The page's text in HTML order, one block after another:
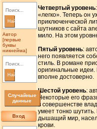
Найти
Автор
[первые
буквы
никнейма]
Найти
Случайные
данные
Вход
Четвертый уровень
«легко». Теперь он
приключенческой
шутников с сайта
мило. На этом
Пятый уровень:
него появляется
стиль. В романе
оригинальные идеи.
вполне достоверно.
Шестой уровень:
Некоторые его
в совершенстве
умеет тонко
дышащий мир,
крови.